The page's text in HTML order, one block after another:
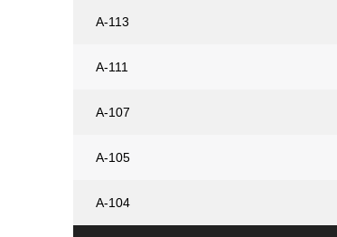
A-113
A-111
A-107
A-105
A-104